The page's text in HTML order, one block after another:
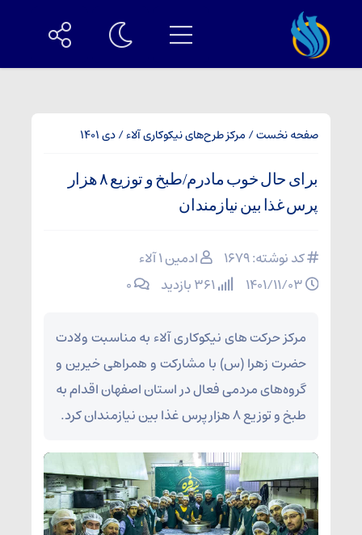
صفحه نخست/ مرکز طرح‌های نیکوکاری آلاء/دی 1401
برای حال خوب مادرم/طبخ و توزیع ۸ هزار
پرس غذا بین نیازمندان
کد نوشته: 1679
ادمین ۱ آلاء
۰
مرکز حرکت های نیکوکاری آلاء به مناسبت ولادت
حضرت زهرا (س) با مشارکت و همراهی خیرین و
گروه‌های مردمی فعال در استان اصفهان اقدام به
طبخ و توزیع ۸ هزار پرس غذا بین نیازمندان کرد.